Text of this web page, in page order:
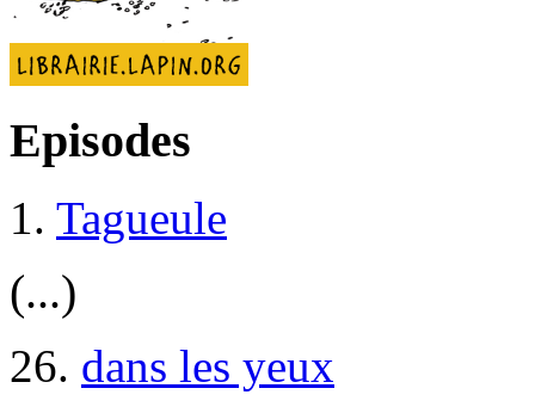
Episodes
1. Tagueule
(...)
26. dans les yeux